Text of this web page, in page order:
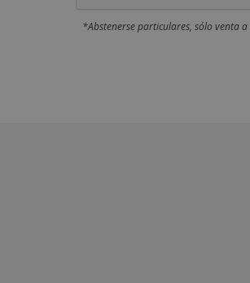
*Abstenerse particulares, sólo venta